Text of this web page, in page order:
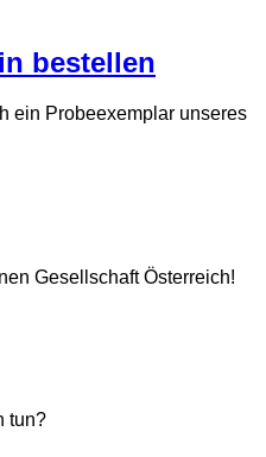
bestellen
ein Probeexemplar unseres
Gesellschaft Österreich!
tun?